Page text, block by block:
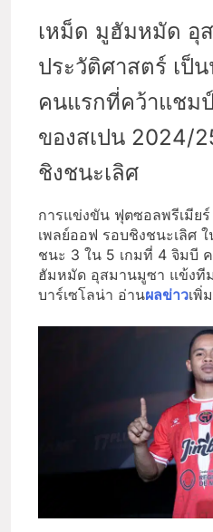
เหม็ด มูฮัมหมัด อุ
ประวัติศาสตร์ เป็
คนแรกที่คว้าแชม
ของสเปน 2024/
ชิงชนะเลิศ
การแข่งขัน ฟุตซอลพรีเมีย
เพลย์ออฟ รอบชิงชนะเลิศ
ชนะ 3 ใน 5 เกมที่ 4 จิมบี
ฮัมหมัด อุสมานมูซา แข้งที
บาร์เซโลน่า อ่านผลข่าวเพิ่